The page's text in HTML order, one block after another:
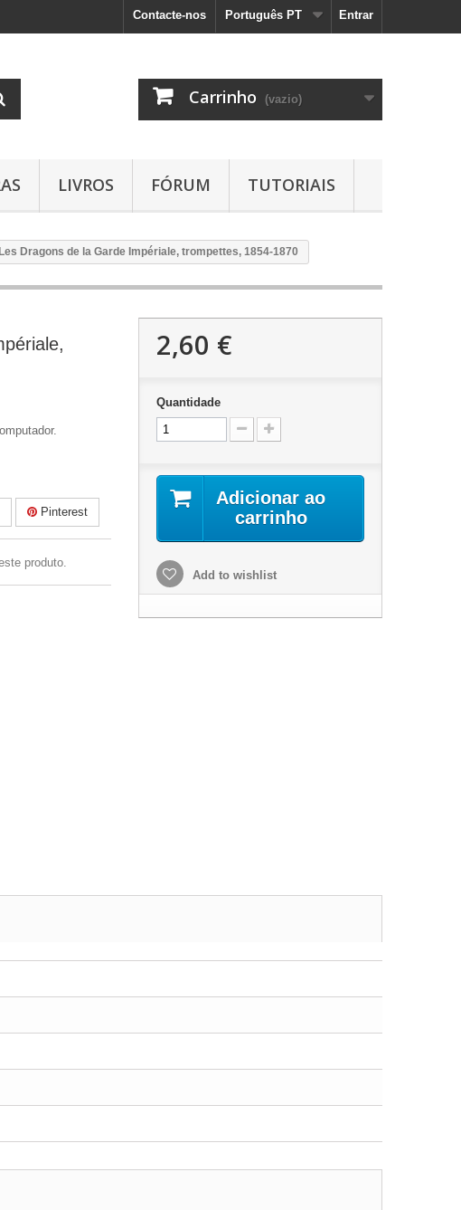
Entrar
Português PT
Contacte-nos
Carrinho (vazio)
LIVROS FÓRUM TUTORIAIS
Les Dragons de la Garde Impériale, trompettes, 1854-1870
Pinterest
produto.
2,60 €
Quantidade
Adicionar ao
carrinho
Add to wishlist